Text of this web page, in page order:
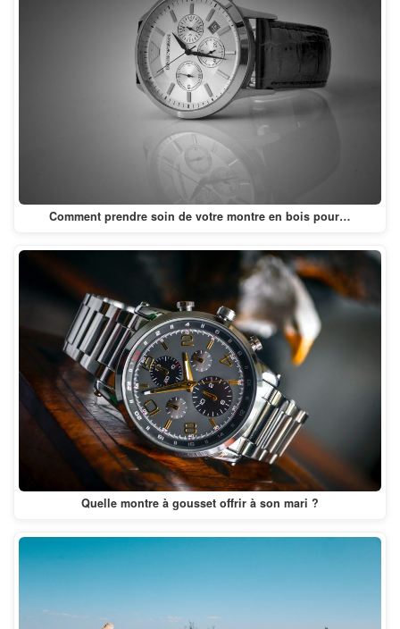
Comment prendre soin de votre montre en bois pour…
Quelle montre à gousset offrir à son mari ?